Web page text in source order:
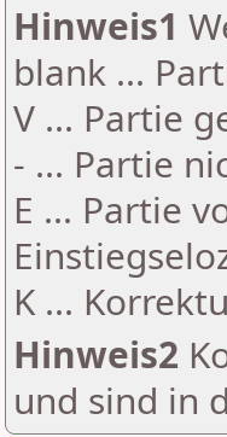
Hinweis1
blank ...
V ... Partie
- ... Partie
E ... Partie
K ...
Hinweis2
und sind in